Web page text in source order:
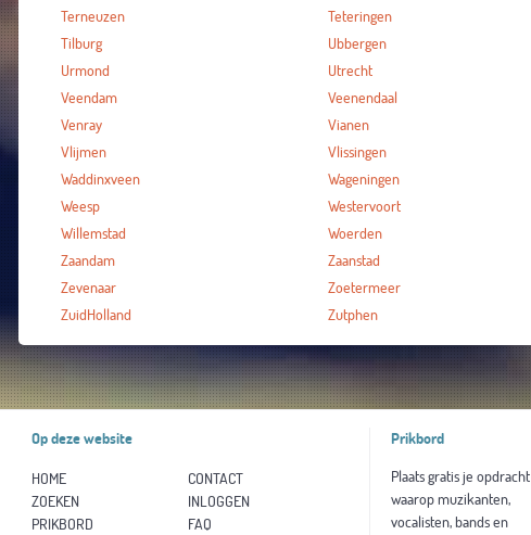
Terneuzen
Teteringen
Tilburg
Ubbergen
Urmond
Utrecht
Veendam
Veenendaal
Venray
Vianen
Vlijmen
Vlissingen
Waddinxveen
Wageningen
Weesp
Westervoort
Willemstad
Woerden
Zaandam
Zaanstad
Zevenaar
Zoetermeer
ZuidHolland
Zutphen
Op deze website
HOME
CONTACT
ZOEKEN
INLOGGEN
PRIKBORD
FAQ
Prikbord
Plaats gratis je opdracht
waarop muzikanten,
vocalisten, bands en